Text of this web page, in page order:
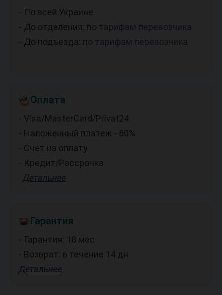
- По всей Украине
- До отделения: по тарифам перевозчика
- До подъезда: по тарифам перевозчика
Оплата
- Visa/MasterCard/Privat24
- Наложенный платеж - 80%
- Счет на оплату
- Кредит/Рассрочка
Детальнее
Гарантия
- Гарантия: 18 мес
- Возврат: в течение 14 дн
Детальнее